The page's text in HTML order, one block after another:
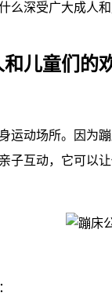
么深受广大成人
儿童们的
动场所。因为
互动，它可